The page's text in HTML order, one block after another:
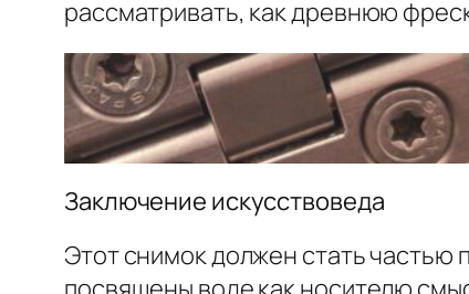
рассматривать, как древнюю
Заключение искусствоведа
Этот снимок должен стать частью